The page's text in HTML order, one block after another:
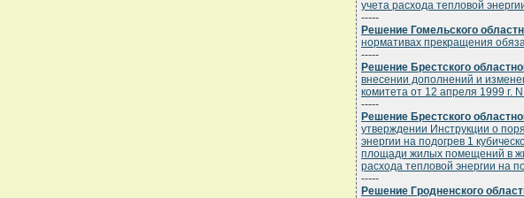
учета расхода тепловой
-----
Решение Гомельского
нормативах прекращения
-----
Решение Брестского
внесении дополнений и
комитета от 12 апреля 1999 г.
-----
Решение Брестского
утверждении Инструкции о
энергии на подогрев 1
площади жилых помещений в
расхода тепловой энергии на
-----
Решение Гродненского